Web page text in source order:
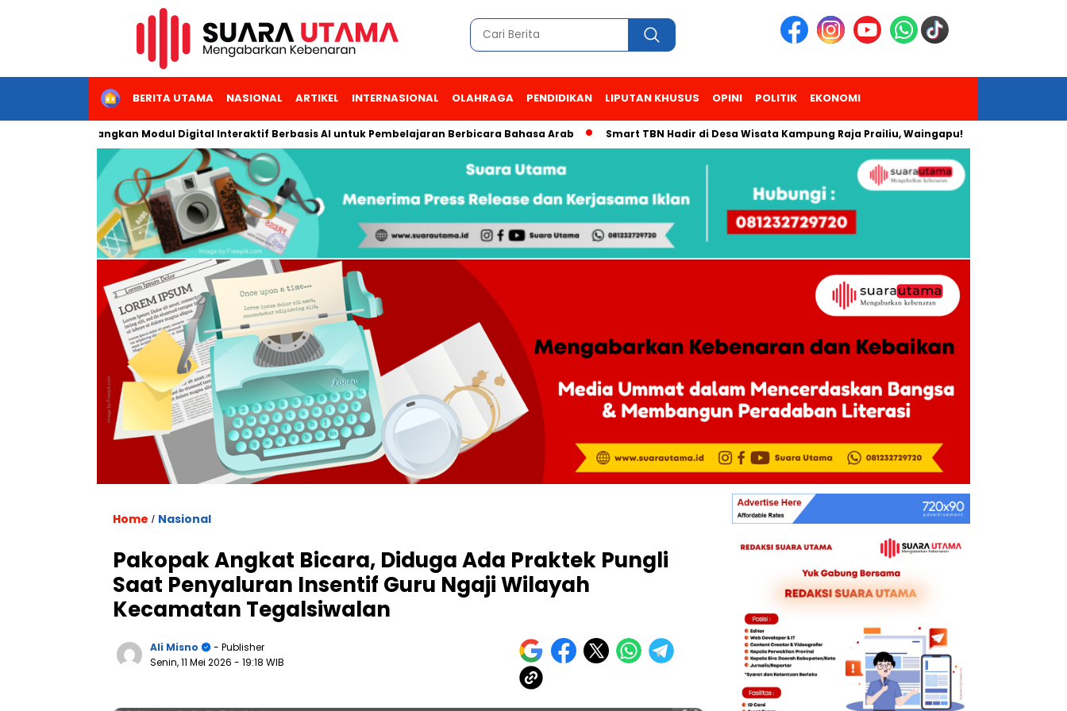
HOMEBERITA UTAMA NASIONAL ARTIKEL INTERNASIONAL OLAHRAGA PENDIDIKAN LIPUTAN KHUSUS OPINI POLITIK EKONOMI
Kembangkan Modul Digital Interaktif Berbasis AI untuk Pembelajaran Berbicara Bahasa Arab Smart TBN Hadir di Desa Wisata Kampung Raja Prailiu, Waingapu! Dua Pendaki
Home / Nasional
Pakopak Angkat Bicara, Diduga Ada Praktek Pungli
Saat Penyaluran Insentif Guru Ngaji Wilayah
Kecamatan Tegalsiwalan
Ali Misno
- Publisher
Senin, 11 Mei 2026 - 19:18 WIB